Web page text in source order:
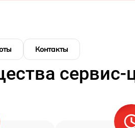
Контакты
сервис-